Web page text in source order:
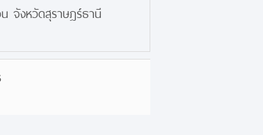
น จังหวัดสุราษฎร์ธานี